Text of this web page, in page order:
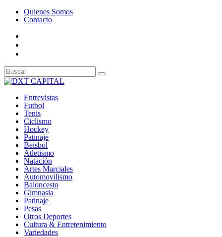
Quienes Somos
Contacto
Entrevistas
Futbol
Tenis
Ciclismo
Hockey
Patinaje
Beisbol
Atletismo
Natación
Artes Marciales
Automovilismo
Baloncesto
Gimnasia
Patinaje
Pesas
Otros Deportes
Cultura & Entretenimiento
Variedades